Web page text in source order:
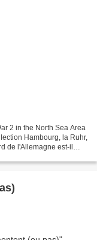
2 in the North Sea Area
Hambourg, la Ruhr,
de l'Allemagne est-il